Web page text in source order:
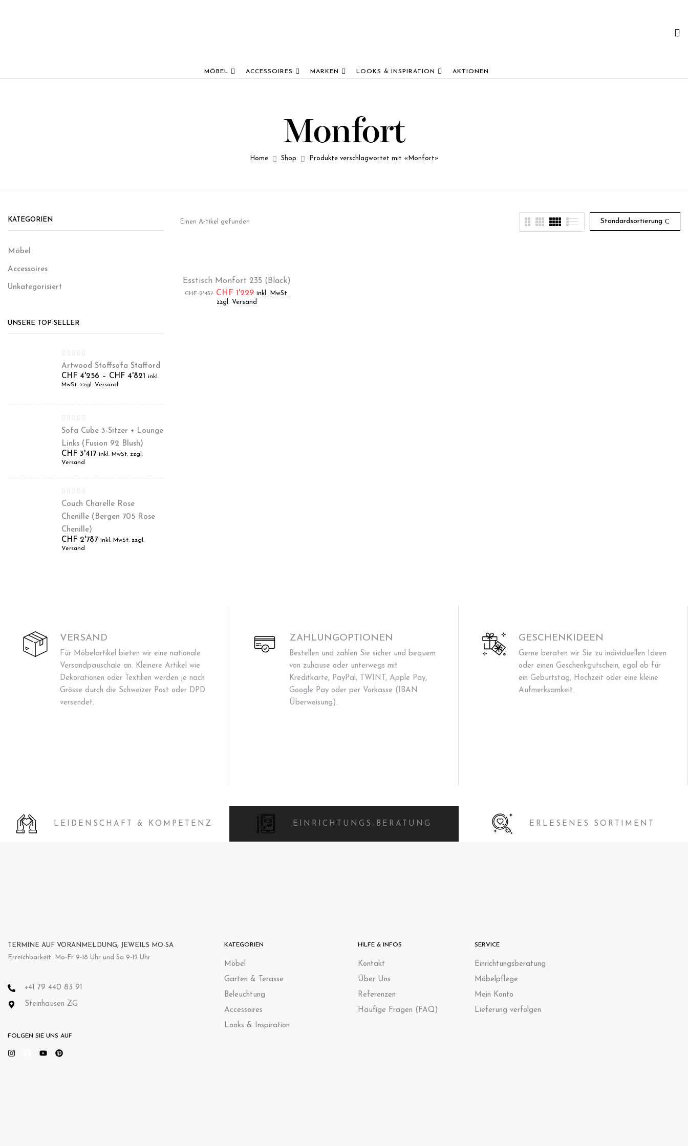
MÖBEL ACCESSOIRES MARKEN LOOKS & INSPIRATION AKTIONEN
Monfort
Home Shop Produkte verschlagwortet mit «Monfort»
KATEGORIEN
Möbel
Accessoires
Unkategorisiert
UNSERE TOP-SELLER
Artwood Stoffsofa Stafford
CHF 4'256 – CHF 4'821
inkl.
MwSt. zzgl. Versand
Sofa Cube 3-Sitzer + Lounge
Links (Fusion 92 Blush)
CHF 3'417 inkl. MwSt. zzgl.
Versand
Couch Charelle Rose
Chenille (Bergen 705 Rose
Chenille)
CHF 2'787 inkl. MwSt. zzgl.
Versand
Standardsortierung
Einen Artikel gefunden
Esstisch Monfort 235 (Black)
CHF2'457 CHF 1'229 inkl. MwSt.
zzgl. Versand
VERSAND
Für Möbelartikel bieten wir eine nationale
Versandpauschale an. Kleinere Artikel wie
Dekorationen oder Textilien werden je nach
Grösse durch die Schweizer Post oder DPD
versendet.
ZAHLUNGOPTIONEN
Bestellen und zahlen Sie sicher und bequem
von zuhause oder unterwegs mit
Kreditkarte, PayPal, TWINT, Apple Pay,
Google Pay oder per Vorkasse (IBAN
Überweisung).
GESCHENKIDEEN
Gerne beraten wir Sie zu individuellen Ideen
oder einen Geschenkgutschein, egal ob für
ein Geburtstag, Hochzeit oder eine kleine
Aufmerksamkeit.
LEIDENSCHAFT & KOMPETENZ EINRICHTUNGS-BERATUNG ERLESENES SORTIMENT
TERMINE AUF VORANMELDUNG, JEWEILS MO-SA
Erreichbarkeit: Mo-Fr 9-18 Uhr und Sa 9-12 Uhr
+41 79 440 83 91
Steinhausen ZG
FOLGEN SIE UNS AUF
KATEGORIEN
Möbel
Garten & Terasse
Beleuchtung
Accessoires
Looks & Inspiration
HILFE & INFOS
Kontakt
Über Uns
Referenzen
Häufige Fragen (FAQ)
SERVICE
Einrichtungsberatung
Möbelpflege
Mein Konto
Lieferung verfolgen